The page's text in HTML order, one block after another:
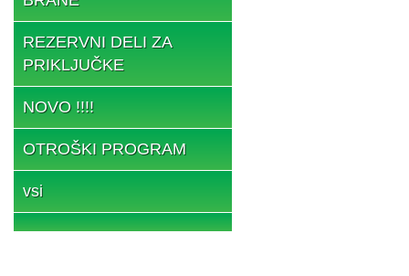
REZERVNI DELI ZA
PRIKLJUČKE
NOVO !!!!
OTROŠKI PROGRAM
vsi